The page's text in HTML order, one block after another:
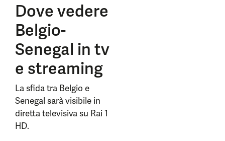
Dove vedere
Belgio-
Senegal in tv
e streaming
La sfida tra Belgio e
Senegal sarà visibile in
diretta televisiva su Rai 1
HD.